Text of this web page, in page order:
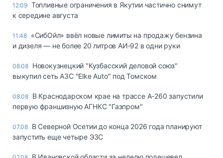
12:09 Топливные ограничения в Якутии частично снимут
к середине августа
11:48 «СибОйл» ввёл новые лимиты на продажу бензина
и дизеля — не более 20 литров АИ‑92 в одни руки
08.08 Новокузнецкий "Кузбасский деловой союз"
выкупил сеть АЗС "Elke Auto" под Томском
08.08 В Краснодарском крае на трассе А-260 запустили
первую франшизную АГНКС "Газпром"
07.08 В Северной Осетии до конца 2026 года планируют
запустить еще четыре ЭЗС